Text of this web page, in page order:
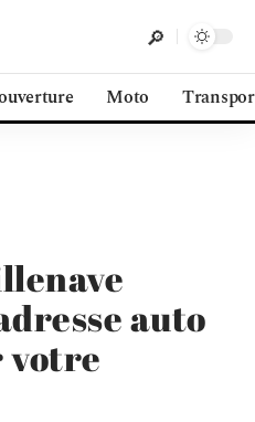
Moto
auto
votre